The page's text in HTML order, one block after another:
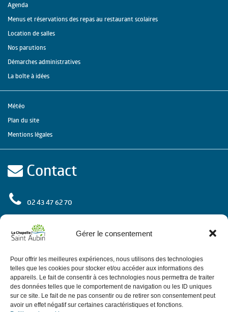
Gérer le consentement
Pour offrir les meilleures expériences, nous utilisons des technologies
telles que les cookies pour stocker et/ou accéder aux informations des
appareils. Le fait de consentir à ces technologies nous permettra de traiter
des données telles que le comportement de navigation ou les ID uniques
sur ce site. Le fait de ne pas consentir ou de retirer son consentement peut
avoir un effet négatif sur certaines caractéristiques et fonctions.
Agenda
Menus et réservations des repas au restaurant scolaires
Location de salles
Nos parutions
Démarches administratives
La boîte à idées
Météo
Plan du site
Mentions légales
Contact
02 43 47 62 70
rue de l'Europe
72 650 La Chapelle Saint Aubin
Contactez-nous
Horaires